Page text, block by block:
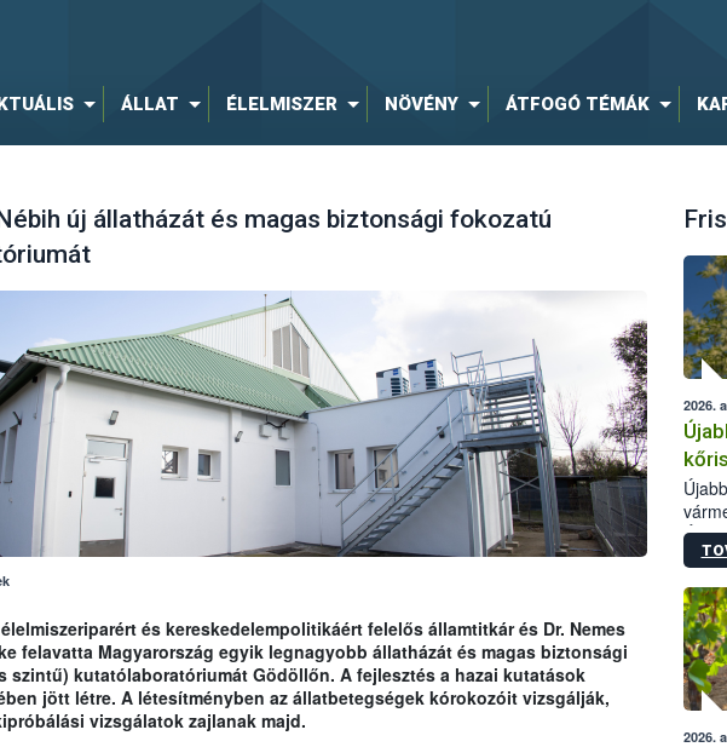
ÁLLAT ÉLELMISZER NÖVÉNY ÁTFOGÓ TÉMÁK
új állatházát és magas biztonsági fokozatú
és kereskedelempolitikáért felelős államtitkár és Dr. Nemes
felavatta Magyarország egyik legnagyobb állatházát és magas biztonsági
szintű) kutatólaboratóriumát Gödöllőn. A fejlesztés a hazai kutatások
jött létre. A létesítményben az állatbetegségek kórokozóit vizsgálják,
vizsgálatok zajlanak majd.
2026.
2026.